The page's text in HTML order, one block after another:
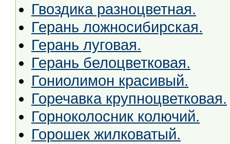
Гвоздика разноцветная.
Герань ложносибирская.
Герань луговая.
Герань белоцветковая.
Гониолимон красивый.
Горечавка крупноцветковая.
Горноколосник колючий.
Горошек жилковатый.